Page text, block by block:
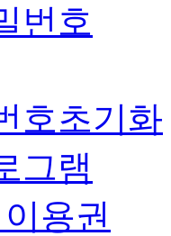
번호
호초기화
그램
용권